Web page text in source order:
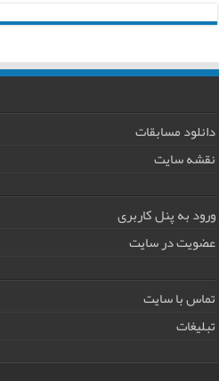
دانلود مسابقات
نقشه سایت
ورود به پنل کاربری
عضویت در سایت
تماس با سایت
تبلیغات